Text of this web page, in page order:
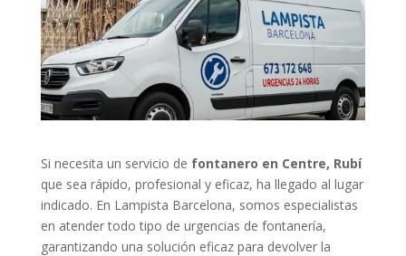
Si necesita un servicio de fontanero en Centre, Rubí
que sea rápido, profesional y eficaz, ha llegado al lugar
indicado. En Lampista Barcelona, somos especialistas
en atender todo tipo de urgencias de fontanería,
garantizando una solución eficaz para devolver la